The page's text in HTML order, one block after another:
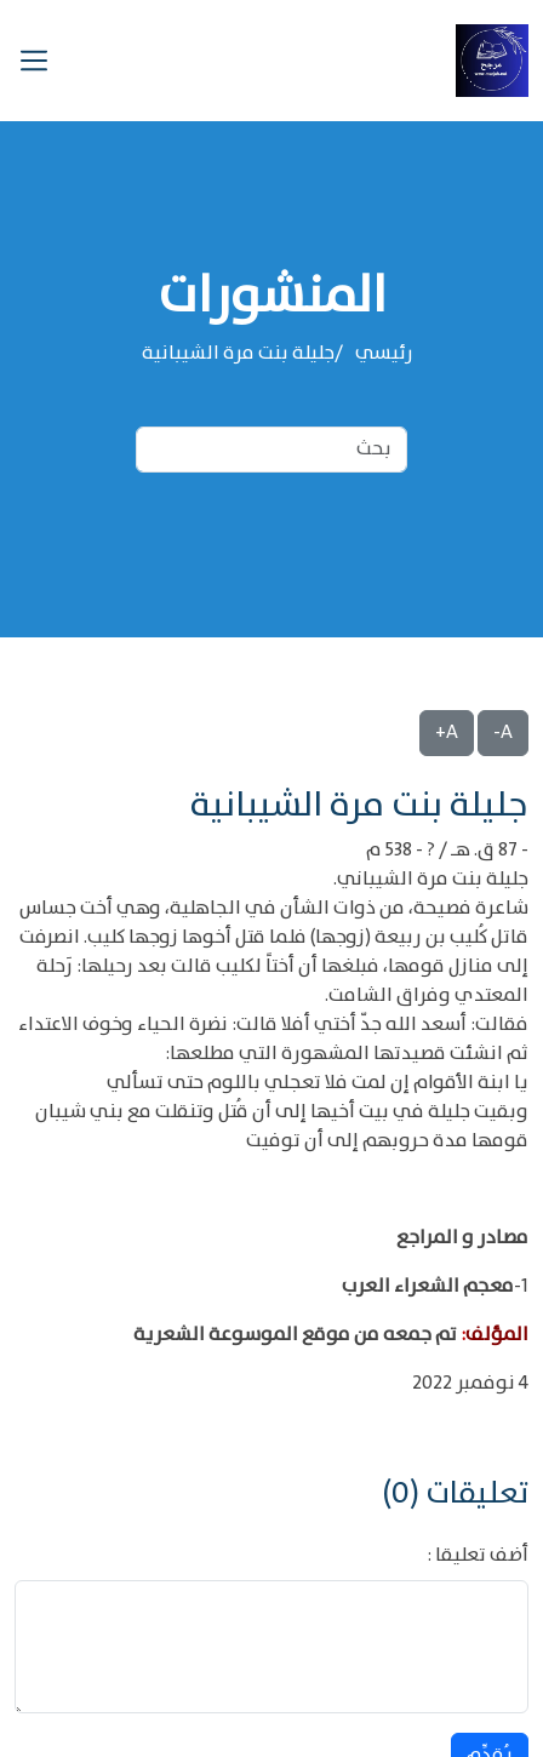
المنشورات
رئيسي ‌‌جليلة بنت مرة الشيبانية
A-
A+
‌‌جليلة بنت مرة الشيبانية
- 87 ق. هـ / ? - 538 م
جليلة بنت مرة الشيباني.
شاعرة فصيحة، من ذوات الشأن في الجاهلية، وهي أخت جساس
قاتل كُليب بن ربيعة (زوجها) فلما قتل أخوها زوجها كليب. انصرفت
إلى منازل قومها، فبلغها أن أختاً لكليب قالت بعد رحيلها: رَحلة
المعتدي وفراق الشامت.
فقالت: أسعد الله جدّ أختي أفلا قالت: نضرة الحياء وخوف الاعتداء
ثم انشئت قصيدتها المشهورة التي مطلعها:
يا ابنة الأقوام إن لمت فلا تعجلي باللوم حتى تسألي
وبقيت جليلة في بيت أخيها إلى أن قُتل وتنقلت مع بني شيبان
قومها مدة حروبهم إلى أن توفيت
مصادر و المراجع
1- معجم الشعراء العرب
المؤلف:تم جمعه من موقع الموسوعة الشعرية
4 نوفمبر 2022
تعليقات (0)
أضف تعليقا :